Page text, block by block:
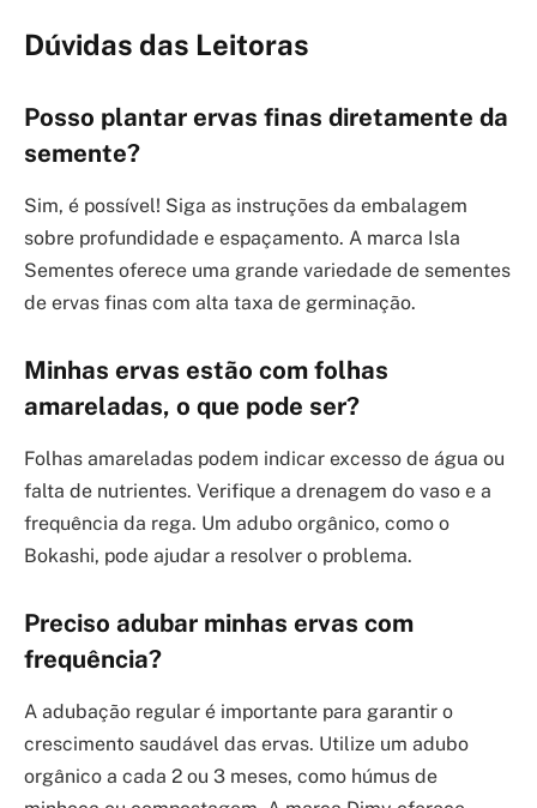
Dúvidas das Leitoras
Posso plantar ervas finas diretamente da
semente?
Sim, é possível! Siga as instruções da embalagem
sobre profundidade e espaçamento. A marca Isla
Sementes oferece uma grande variedade de sementes
de ervas finas com alta taxa de germinação.
Minhas ervas estão com folhas
amareladas, o que pode ser?
Folhas amareladas podem indicar excesso de água ou
falta de nutrientes. Verifique a drenagem do vaso e a
frequência da rega. Um adubo orgânico, como o
Bokashi, pode ajudar a resolver o problema.
Preciso adubar minhas ervas com
frequência?
A adubação regular é importante para garantir o
crescimento saudável das ervas. Utilize um adubo
orgânico a cada 2 ou 3 meses, como húmus de